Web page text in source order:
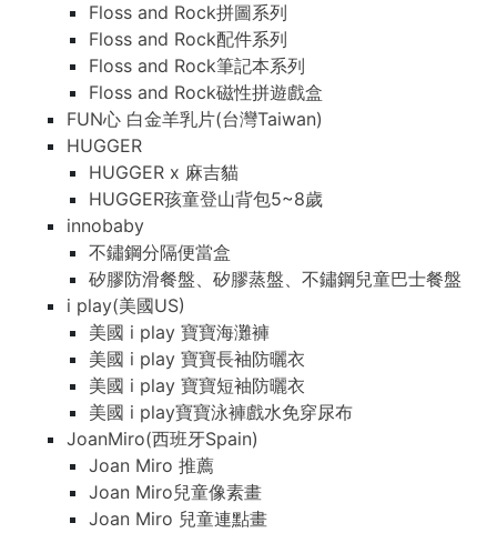
Floss and Rock拼圖系列
Floss and Rock配件系列
Floss and Rock筆記本系列
Floss and Rock磁性拼遊戲盒
FUN心 白金羊乳片(台灣Taiwan)
HUGGER
HUGGER x 麻吉貓
HUGGER孩童登山背包5~8歲
innobaby
不鏽鋼分隔便當盒
矽膠防滑餐盤、矽膠蒸盤、不鏽鋼兒童巴士餐盤
i play(美國US)
美國 i play 寶寶海灘褲
美國 i play 寶寶長袖防曬衣
美國 i play 寶寶短袖防曬衣
美國 i play寶寶泳褲戲水免穿尿布
JoanMiro(西班牙Spain)
Joan Miro 推薦
Joan Miro兒童像素畫
Joan Miro 兒童連點畫